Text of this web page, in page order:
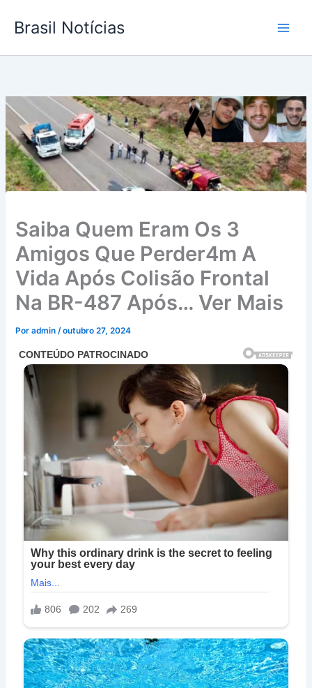
para
conteúdo
Brasil Notícias
Saiba Quem Eram Os 3
Amigos Que Perder4m A
Vida Após Colisão Frontal
Na BR-487 Após… Ver Mais
Poradmin/outubro 27, 2024